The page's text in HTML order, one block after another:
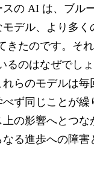
スの AI は、ブル
デル、より多
たのです。それ
るのはなぜでし
らのモデルは
ず同じことが
の影響へとつ
る進歩への障害